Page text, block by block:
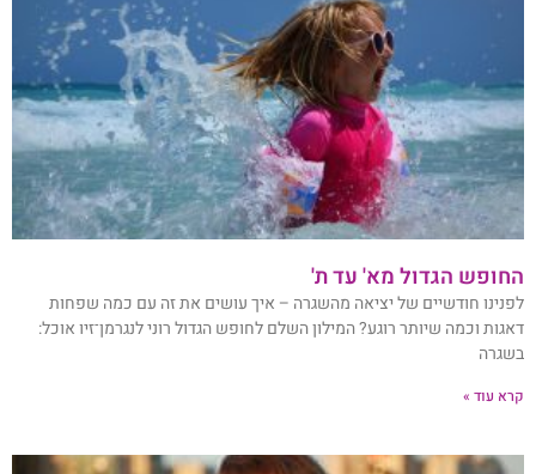
החופש הגדול מא' עד ת'
לפנינו חודשיים של יציאה מהשגרה – איך עושים את זה עם כמה שפחות
דאגות וכמה שיותר רוגע? המילון השלם לחופש הגדול רוני לנגרמן־זיו אוכל:
בשגרה
קרא עוד »